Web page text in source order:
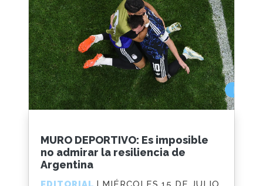
MURO DEPORTIVO: Es imposible
no admirar la resiliencia de
Argentina